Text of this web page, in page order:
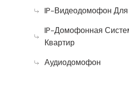
IP-Видеодомофон
IP-Домофонная
Квартир
Аудиодомофон